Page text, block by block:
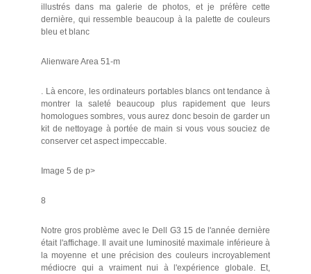
illustrés dans ma galerie de photos, et je préfère cette
dernière, qui ressemble beaucoup à la palette de couleurs
bleu et blanc
Alienware Area 51-m
. Là encore, les ordinateurs portables blancs ont tendance à
montrer la saleté beaucoup plus rapidement que leurs
homologues sombres, vous aurez donc besoin de garder un
kit de nettoyage à portée de main si vous vous souciez de
conserver cet aspect impeccable.
Image 5 de p>
8
Notre gros problème avec le Dell G3 15 de l'année dernière
était l'affichage. Il avait une luminosité maximale inférieure à
la moyenne et une précision des couleurs incroyablement
médiocre qui a vraiment nui à l'expérience globale. Et,